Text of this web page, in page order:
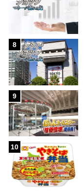
8
9
10